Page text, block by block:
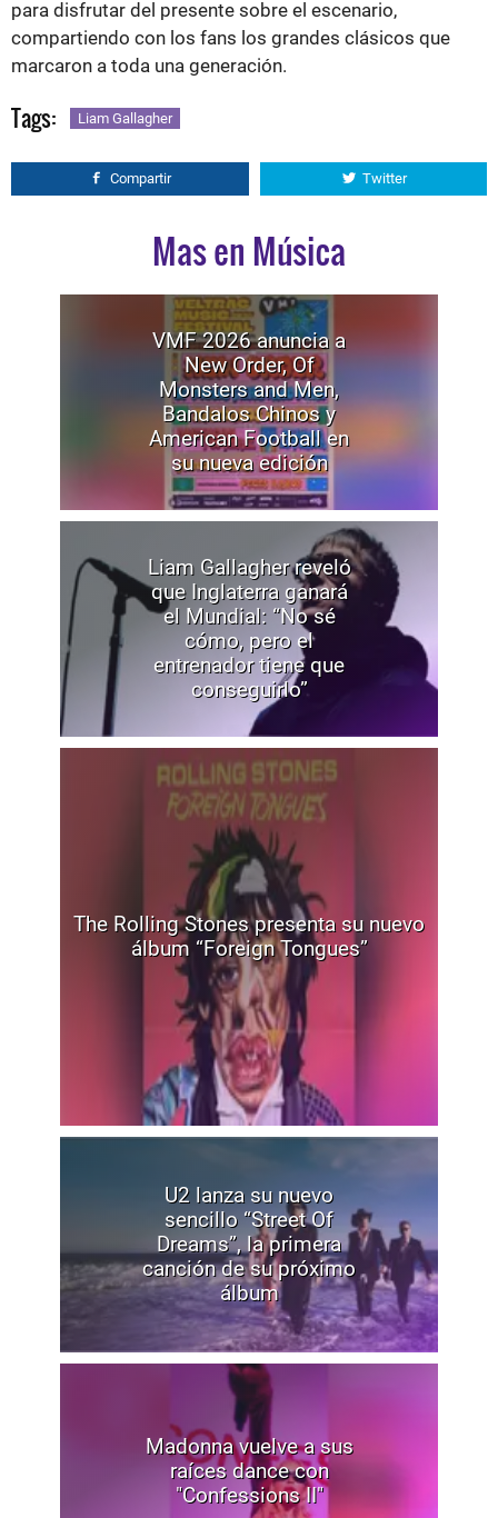
para disfrutar del presente sobre el escenario,
compartiendo con los fans los grandes clásicos que
marcaron a toda una generación.
Tags: Liam Gallagher
Compartir Twitter
Mas en Música
VMF 2026 anuncia a
New Order, Of
Monsters and Men,
Bandalos Chinos y
American Football en
su nueva edición
Liam Gallagher reveló
que Inglaterra ganará
el Mundial: “No sé
cómo, pero el
entrenador tiene que
conseguirlo”
The Rolling Stones presenta su nuevo
álbum “Foreign Tongues”
U2 lanza su nuevo
sencillo “Street Of
Dreams”, la primera
canción de su próximo
álbum
Madonna vuelve a sus
raíces dance con
"Confessions II"